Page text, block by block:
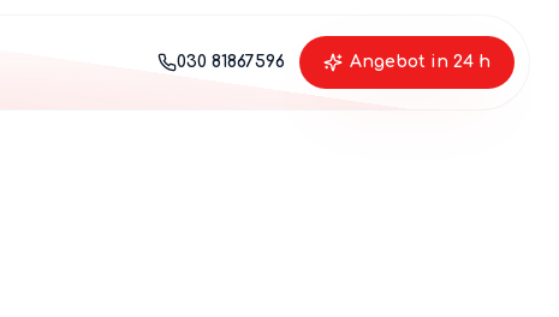
030 81867596 Angebot in 24 h